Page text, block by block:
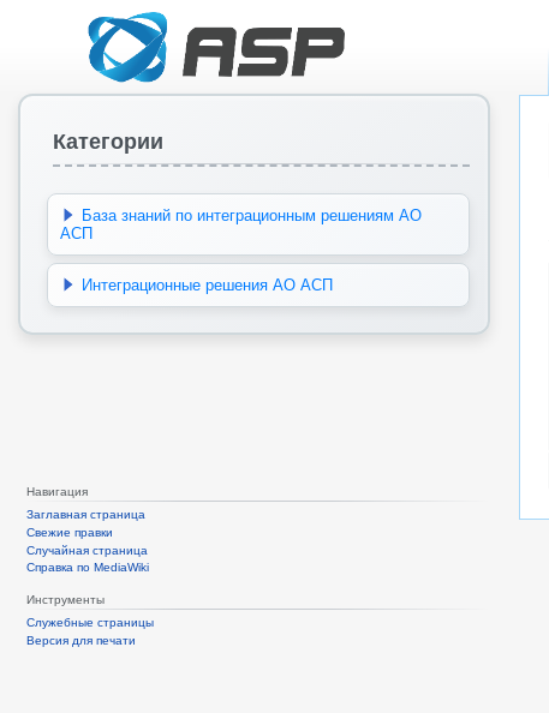
Категории
База знаний по интеграционным решениям АО
АСП
Интеграционные решения АО АСП
Навигация
Заглавная страница
Свежие правки
Случайная страница
Справка по MediaWiki
Инструменты
Служебные страницы
Версия для печати